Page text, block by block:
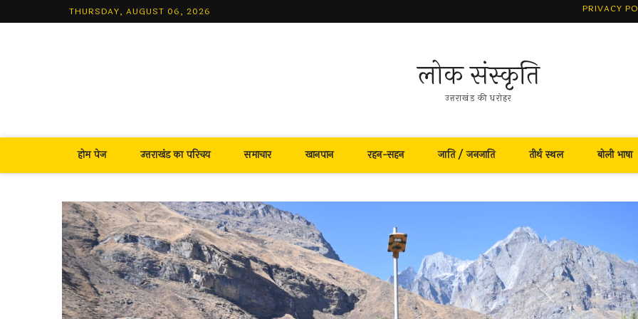
to
THURSDAY, AUGUST 06, 2026 PRIVACY
लोक संस्कृति
उत्तराखंड की धरोहर
होम पेज उत्तराखंड का परिचय समाचार खानपान रहन-सहन जाति / जनजाति तीर्थ स्थल बोली भाषा